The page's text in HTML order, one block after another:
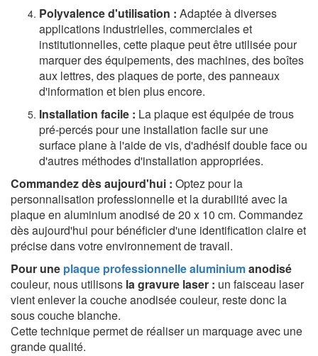
Polyvalence d'utilisation : Adaptée à diverses
applications industrielles, commerciales et
institutionnelles, cette plaque peut être utilisée pour
marquer des équipements, des machines, des boîtes
aux lettres, des plaques de porte, des panneaux
d'information et bien plus encore.
Installation facile : La plaque est équipée de trous
pré-percés pour une installation facile sur une
surface plane à l'aide de vis, d'adhésif double face ou
d'autres méthodes d'installation appropriées.
Commandez dès aujourd'hui : Optez pour la
personnalisation professionnelle et la durabilité avec la
plaque en aluminium anodisé de 20 x 10 cm. Commandez
dès aujourd'hui pour bénéficier d'une identification claire et
précise dans votre environnement de travail.
Pour une plaque professionnelle aluminiumanodisé
couleur, nous utilisons la gravure laser : un faisceau laser
vient enlever la couche anodisée couleur, reste donc la
sous couche blanche.
Cette technique permet de réaliser un marquage avec une
grande qualité.